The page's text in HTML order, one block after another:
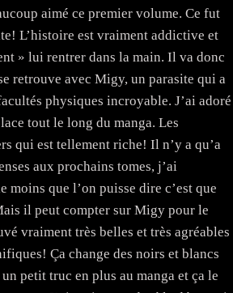
aimé ce premier volume. Ce fut
L’histoire est vraiment addictive et
» lui rentrer dans la main. Il va donc
retrouve avec Migy, un parasite qui a
physiques incroyable. J’ai adoré
tout le long du manga. Les
qui est tellement riche! Il n’y a qu’a
aux prochains tomes, j’ai
que l’on puisse dire c’est que
il peut compter sur Migy pour le
vraiment très belles et très agréables
Ça change des noirs et blancs
petit truc en plus au manga et ça le